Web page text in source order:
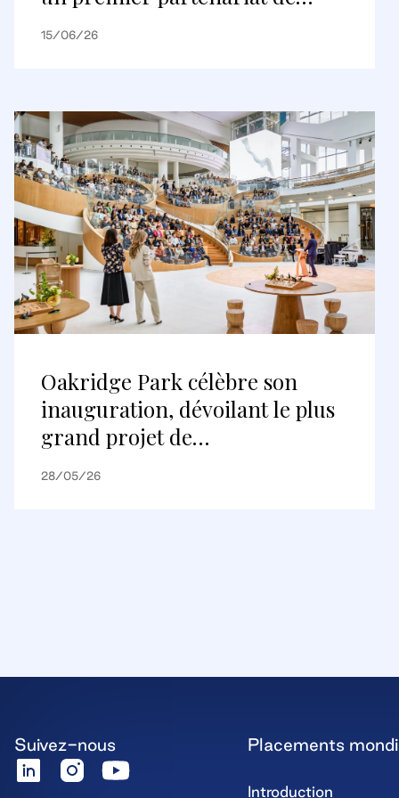
logements construits pour être
15/06/26
Oakridge Park célèbre son
inauguration, dévoilant le plus
grand projet de
réaménagement au Canada et
28/05/26
Suivez-nous Placements
Introduction